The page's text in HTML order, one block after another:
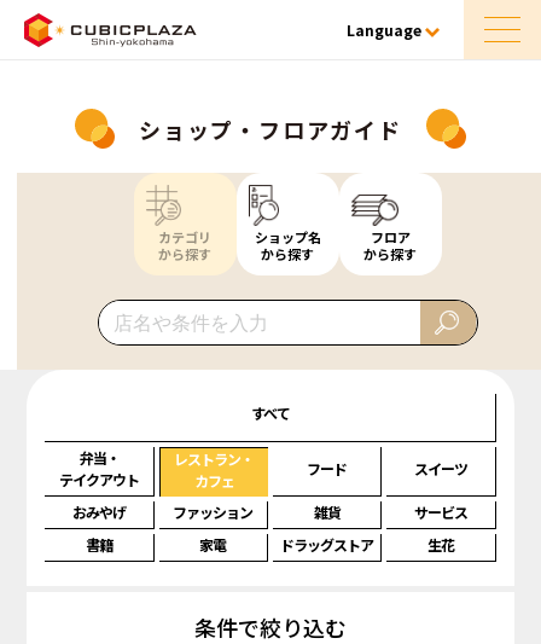
Language
ショップ・フロアガイド
カテゴリ
から探す
ショップ名
から探す
フロア
から探す
すべて
弁当・
テイクアウト
レストラン・
カフェ
フード スイーツ
おみやげ ファッション 雑貨
サービス
書籍
家電 ドラッグストア 生花
条件で絞り込む